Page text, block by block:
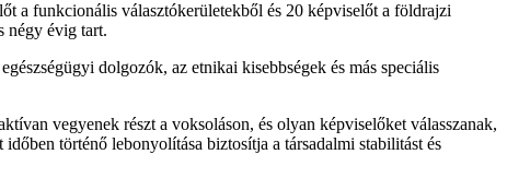
a funkcionális választókerületekből és 20 képviselőt a földrajzi
négy évig tart.
dolgozók, az etnikai kisebbségek és más speciális
vegyenek részt a voksoláson, és olyan képviselőket válasszanak,
történő lebonyolítása biztosítja a társadalmi stabilitást és